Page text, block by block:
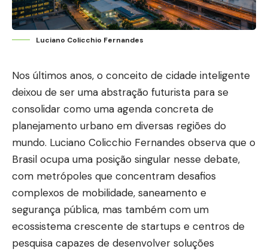
Luciano Colicchio Fernandes
Nos últimos anos, o conceito de cidade inteligente
deixou de ser uma abstração futurista para se
consolidar como uma agenda concreta de
planejamento urbano em diversas regiões do
mundo. Luciano Colicchio Fernandes observa que o
Brasil ocupa uma posição singular nesse debate,
com metrópoles que concentram desafios
complexos de mobilidade, saneamento e
segurança pública, mas também com um
ecossistema crescente de startups e centros de
pesquisa capazes de desenvolver soluções